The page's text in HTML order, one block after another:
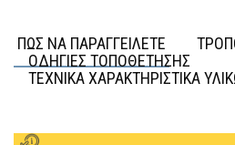
ΠΩΣ ΝΑ ΠΑΡΑΓΓΕΙΛΕΤΕ
ΟΔΗΓΙΕΣ ΤΟΠΟΘΕΤΗΣΗΣ
ΤΕΧΝΙΚΑ ΧΑΡΑΚΤΗΡΙΣΤΙΚΑ